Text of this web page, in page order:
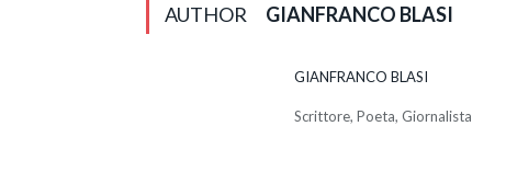
AUTHOR GIANFRANCO BLASI
GIANFRANCO BLASI
Scrittore, Poeta, Giornalista